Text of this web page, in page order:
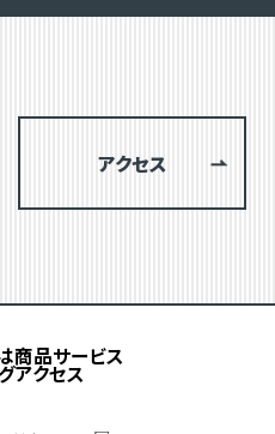
アクセス
商品サービス
アクセス